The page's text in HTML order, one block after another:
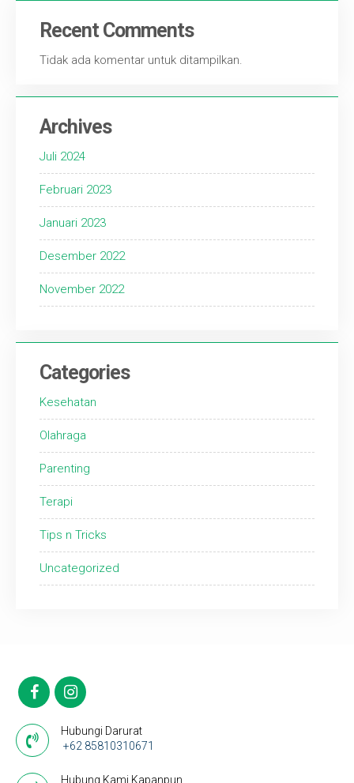
Recent Comments
Tidak ada komentar untuk ditampilkan.
Archives
Juli 2024
Februari 2023
Januari 2023
Desember 2022
November 2022
Categories
Kesehatan
Olahraga
Parenting
Terapi
Tips n Tricks
Uncategorized
Hubungi Darurat
+62 85810310671
Hubung Kami Kapanpun